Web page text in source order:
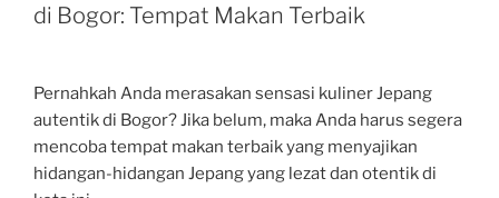
di Bogor: Tempat Makan Terbaik
Pernahkah Anda merasakan sensasi kuliner Jepang
autentik di Bogor? Jika belum, maka Anda harus segera
mencoba tempat makan terbaik yang menyajikan
hidangan-hidangan Jepang yang lezat dan otentik di